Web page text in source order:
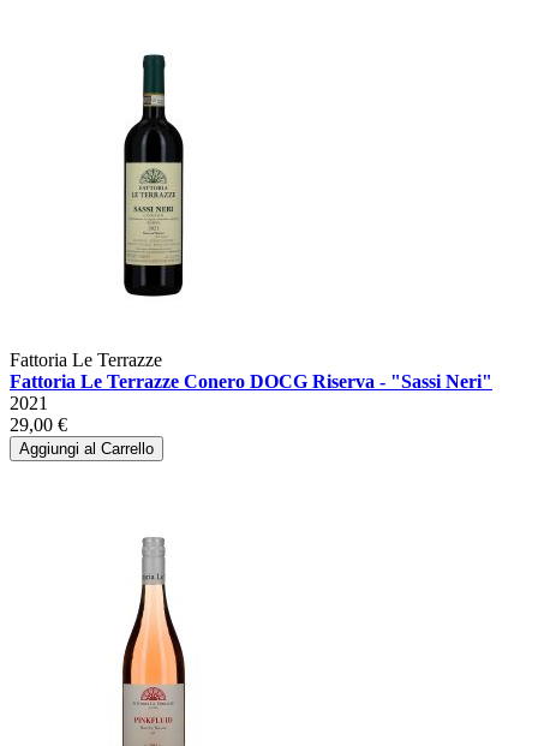
Fattoria Le Terrazze
Fattoria Le Terrazze Conero DOCG Riserva - "Sassi Neri"
2021
29,00 €
Aggiungi al Carrello